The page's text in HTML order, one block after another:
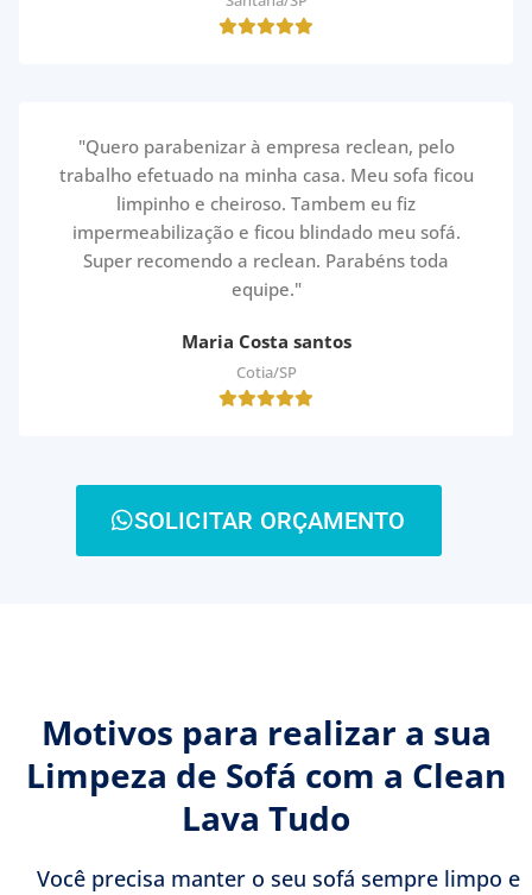
"Quero parabenizar à empresa reclean, pelo
trabalho efetuado na minha casa. Meu sofa ficou
limpinho e cheiroso. Tambem eu fiz
impermeabilização e ficou blindado meu sofá.
Super recomendo a reclean. Parabéns toda
equipe."
Maria Costa santos
Cotia/SP
SOLICITAR ORÇAMENTO
Motivos para realizar a sua
Limpeza de Sofá com a Clean
Lava Tudo
Você precisa manter o seu sofá sempre limpo e